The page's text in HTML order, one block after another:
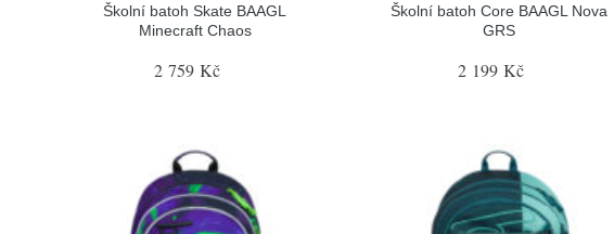
Školní batoh Skate BAAGL
Minecraft Chaos
2 759 Kč
Školní batoh Core BAAGL Nova
GRS
2 199 Kč